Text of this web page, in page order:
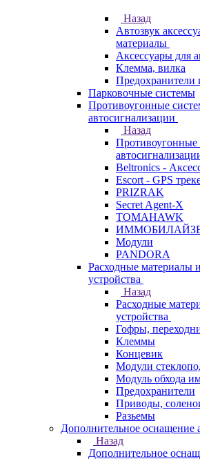
Назад
Автозвук
материалы
Аксессуары для
Клемма, вилка
Предохранители
Парковочные системы
Противоугонные
автосигнализации
Назад
Противоугонные
Beltronics -
Escort - GPS
PRIZRAK
Secret Agent-X
TOMAHAWK
Модули
PANDORA
Расходные материалы
устройства
Назад
Расходные
устройства
Гофры,
Клеммы
Концевик
Модули
Модуль обхода
Предохранители
Приводы,
Разьемы
Дополнительное оснащение
Назад
Дополнительное